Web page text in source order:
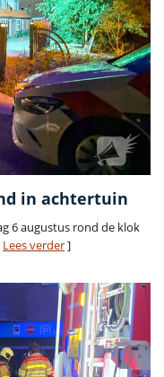
in achtertuin
6 augustus rond de klok
Lees verder]